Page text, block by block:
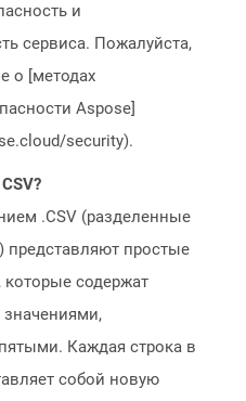
и
сервиса. Пожалуйста,
о [методах
Aspose]
security).
.CSV (разделенные
представляют простые
содержат
Каждая строка в
собой новую